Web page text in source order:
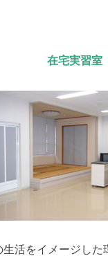
在宅実習室
生活をイメージした